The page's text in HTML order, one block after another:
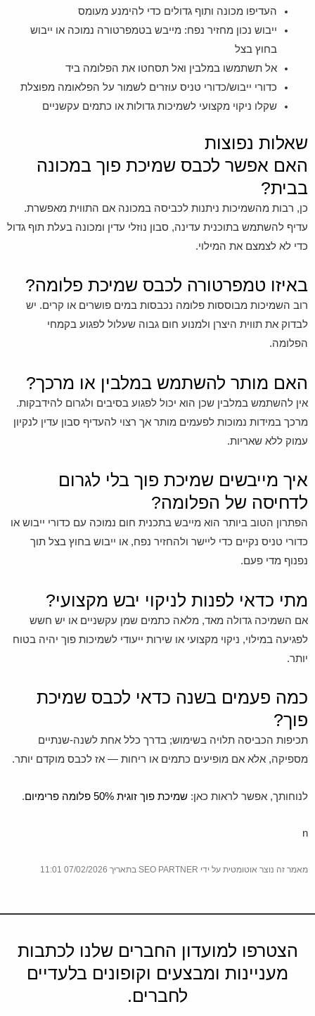
העדיפו מכונה ותוף גדולים כדי להימנע מעומס
ייבוש נכון מחזיר נפח: מייבש בטמפרטורה נמוכה או ייבוש
בחוץ בצל
אל תשתמשו במלבין ואל תסחטו את הפלומה ביד
כדורי ייבוש/כדורי טניס עוזרים לשמור על הפלאומה מפוצלת
שקלו ניקוי מקצועי לשמיכות גדולות או כתמים עקשניים
שאלות נפוצות
האם אפשר לכבס שמיכת פוך במכונה
בבית?
כן, רבות מהשמיכות ניתנות לכביסה במכונה אם התווית מאפשרת.
עדיף להשתמש בתוכנית עדינה, סבון נוזלי עדין ומכונה בעלת תוף גדול
כדי לא לצמצם את המילוי.
באיזו טמפרטורה לכבס שמיכת פלומה?
רוב השמיכות מבוססות פלומה נכבסות במים פושרים או קרים. יש
לבדוק את תווית היצרן ולמנוע חום גבוה שעלול לפגוע בקמחי
הפלומה.
האם מותר להשתמש במלבין או מרכך?
אין להשתמש במלבין שכן הוא יכול לפגוע בסיבים ולגרום להידבקות.
מרכך במידות נמוכות לפעמים מותר אך רצוי להעדיף סבון עדין לנקיון
עמוק ללא שאריות.
איך מייבשים שמיכת פוך בלי לגרום
לדחיסה של הפלומה?
הפתרון הטוב ביותר הוא מייבש בתכנית חום נמוכה עם כדורי ייבוש או
כדורי טניס נקיים כדי ליישר ולהחזיר נפח, או ייבוש בחוץ בצל תוך
נפנוף מדי פעם.
מתי כדאי לפנות לניקוי יבש מקצועי?
אם השמיכה גדולה מאד, מלאה כתמים שמן עקשניים או יש חשש
לפגיעה במילוי, ניקוי מקצועי או שירות ייעודי לשמיכות פוך יהיה בטוח
יותר.
כמה פעמים בשנה כדאי לכבס שמיכת
פוך?
תכיפות הכביסה תלויה בשימוש; בדרך כלל אחת לשנה-שנתיים
מספיקה, אלא אם מופיעים כתמים או ריחות — אז לכבס מוקדם יותר.
לנוחותך, אפשר לראות כאן: שמיכת פוך זוגית 50% פלומה פרימיום .
n
מאמר זה נוצר אוטומטית על ידי SEO PARTNER בתאריך 07/02/2026 11:01
הצטרפו למועדון החברים שלנו לכתבות
מעניינות ומבצעים וקופונים בלעדיים
לחברים.